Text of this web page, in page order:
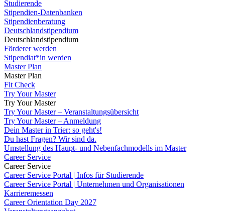
Studierende
Stipendien-Datenbanken
Stipendienberatung
Deutschlandstipendium
Deutschlandstipendium
Förderer werden
Stipendiat*in werden
Master Plan
Master Plan
Fit Check
Try Your Master
Try Your Master
Try Your Master – Veranstaltungsübersicht
Try Your Master – Anmeldung
Dein Master in Trier: so geht's!
Du hast Fragen? Wir sind da.
Umstellung des Haupt- und Nebenfachmodells im Master
Career Service
Career Service
Career Service Portal | Infos für Studierende
Career Service Portal | Unternehmen und Organisationen
Karrieremessen
Career Orientation Day 2027